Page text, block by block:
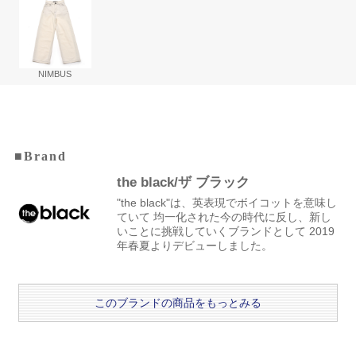
NIMBUS
■Brand
the black/ザ ブラック
"the black"は、英表現でボイコットを意味し
ていて 均一化された今の時代に反し、新し
いことに挑戦していくブランドとして 2019
年春夏よりデビューしました。
このブランドの商品をもっとみる